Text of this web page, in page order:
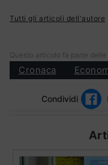
Tutti gli articoli dell'autore
Questo articolo fa parte
Cronaca
Condividi